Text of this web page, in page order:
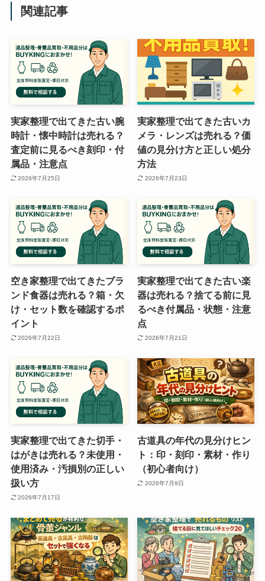
関連記事
実家整理で出てきた古い腕
時計・懐中時計は売れる？
査定前に見るべき刻印・付
属品・注意点
2026年7月25日
実家整理で出てきた古いカ
メラ・レンズは売れる？価
値の見分け方と正しい処分
方法
2026年7月23日
空き家整理で出てきたブラ
ンド食器は売れる？箱・欠
け・セット数を確認するポ
イント
2026年7月22日
実家整理で出てきた古い楽
器は売れる？捨てる前に見
るべき付属品・状態・注意
点
2026年7月21日
実家整理で出てきた切手・
はがきは売れる？未使用・
使用済み・汚損別の正しい
扱い方
2026年7月17日
古道具の年代の見分けヒン
ト：印・刻印・素材・作り
（初心者向け）
2026年7月9日